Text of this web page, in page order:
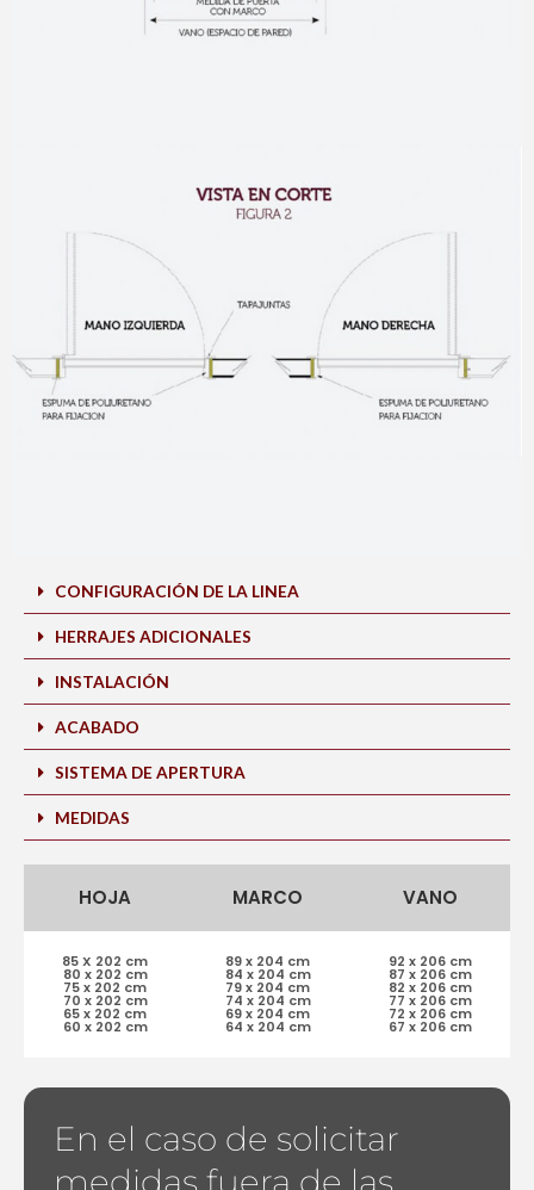
CONFIGURACIÓN DE LA LINEA
HERRAJES ADICIONALES
INSTALACIÓN
ACABADO
SISTEMA DE APERTURA
MEDIDAS
HOJA MARCO VANO
85 X 202 cm
80 x 202 cm
75 x 202 cm
70 x 202 cm
65 x 202 cm
60 x 202 cm
89 x 204 cm
84 x 204 cm
79 x 204 cm
74 x 204 cm
69 x 204 cm
64 x 204 cm
92 x 206 cm
87 x 206 cm
82 x 206 cm
77 x 206 cm
72 x 206 cm
67 x 206 cm
En el caso de solicitar